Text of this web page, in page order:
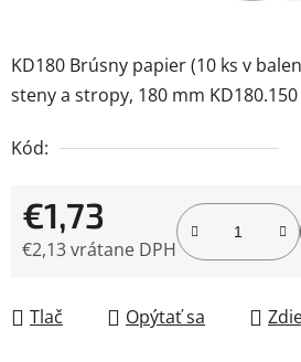
KD180 Brúsny papier (10 ks v
steny a stropy, 180 mm KD180.150
Kód:
€1,73
€2,13 vrátane DPH
Tlač Opýtať sa